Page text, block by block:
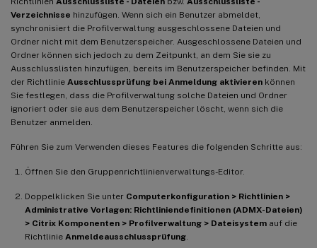
Verzeichnisse hinzufügen. Wenn sich ein Benutzer abmeldet,
synchronisiert die Profilverwaltung ausgeschlossene Dateien und
Ordner nicht mit dem Benutzerspeicher. Ausgeschlossene Dateien und
Ordner können sich jedoch zu dem Zeitpunkt, an dem Sie sie zu
Ausschlusslisten hinzufügen, bereits im Benutzerspeicher befinden. Mit
der Richtlinie Ausschlussprüfung bei Anmeldung aktivieren können
Sie festlegen, dass die Profilverwaltung solche Dateien und Ordner
ignoriert oder sie aus dem Benutzerspeicher löscht, wenn sich die
Benutzer anmelden.
Führen Sie zum Verwenden dieses Features die folgenden Schritte aus:
Öffnen Sie den Gruppenrichtlinienverwaltungs-Editor.
Doppelklicken Sie unter Computerkonfiguration > Richtlinien >
Administrative Vorlagen: Richtliniendefinitionen (ADMX-Dateien)
> Citrix Komponenten > Profilverwaltung > Dateisystem auf die
Richtlinie Anmeldeausschlussprüfung